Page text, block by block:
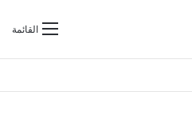
القائمةبحث عن